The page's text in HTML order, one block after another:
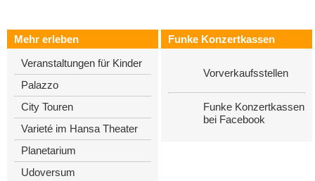
Mehr erleben
Veranstaltungen für Kinder
Palazzo
City Touren
Varieté im Hansa Theater
Planetarium
Udoversum
Funke Konzertkassen
Vorverkaufsstellen
Funke Konzertkassen
bei Facebook